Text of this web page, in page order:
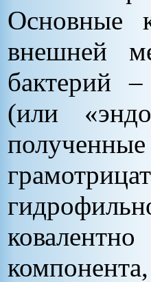
Основные
внешней
бактерий
(или